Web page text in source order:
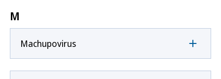
M
Machupovirus